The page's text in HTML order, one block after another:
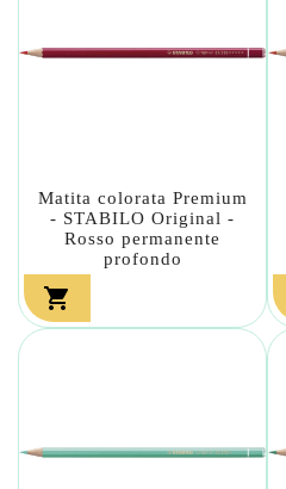
Matita colorata Premium
- STABILO Original -
Rosso permanente
profondo
